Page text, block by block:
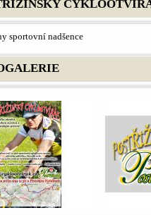
sportovní nadšence